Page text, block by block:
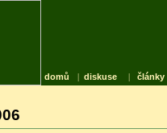
domů | diskuse | články